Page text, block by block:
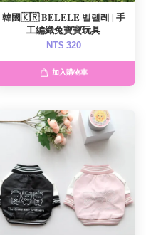
韓國🇰🇷 BELELE 벨렐레 | 手
工編織兔寶寶玩具
NT$ 320
加入購物車